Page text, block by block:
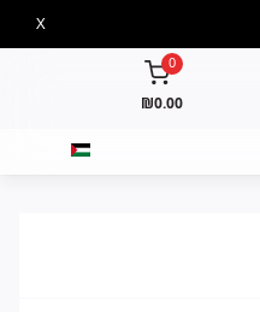
X
0
₪0.00